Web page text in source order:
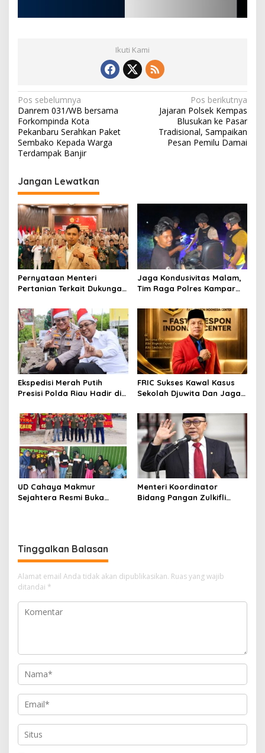
Ikuti Kami
N
a
v
i
a
s
i
p
o
s
Pos sebelumnya
Danrem 031/WB bersama
Forkompinda Kota
Pekanbaru Serahkan Paket
Sembako Kepada Warga
Terdampak Banjir
Pos berikutnya
Jajaran Polsek Kempas
Blusukan ke Pasar
Tradisional, Sampaikan
Pesan Pemilu Damai
Jangan Lewatkan
Pernyataan Menteri
Pertanian Terkait Dukungan
untuk Pemulihan Sektor
Pertanian Aceh Menuai
Sorotan.
Jaga Kondusivitas Malam,
Tim Raga Polres Kampar
hingga Lingkar Kantor
Bupati
Ekspedisi Merah Putih
Presisi Polda Riau Hadir di
Bantuan dan Layanan
Kesehatan
FRIC Sukses Kawal Kasus
Sekolah Djuwita Dan Jaga
UD Cahaya Makmur
Sejahtera Resmi Buka
Menteri Koordinator
Bidang Pangan Zulkifli
Tinggalkan Balasan
Alamat email Anda tidak akan dipublikasikan. Ruas yang wajib
ditandai *